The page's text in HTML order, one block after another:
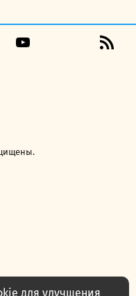
оферта
для улучшения